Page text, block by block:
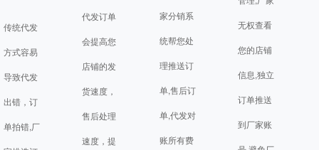
传统代发
方式容易
导致代发
出错，订
单拍错,厂
代发订单
会提高您
店铺的发
货速度，
售后处理
速度，提
家分销系
统帮您处
理推送订
单,售后订
单,代发对
账所有费
无权查看
您的店铺
信息,独立
订单推送
到厂家账